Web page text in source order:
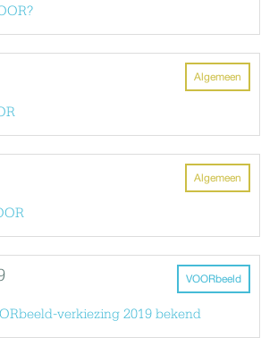
Algemeen
Algemeen
VOORbeeld
verkiezing 2019 bekend